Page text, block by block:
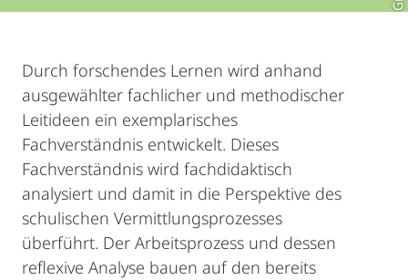
Durch forschendes Lernen wird anhand
ausgewählter fachlicher und methodischer
Leitideen ein exemplarisches
Fachverständnis entwickelt. Dieses
Fachverständnis wird fachdidaktisch
analysiert und damit in die Perspektive des
schulischen Vermittlungsprozesses
überführt. Der Arbeitsprozess und dessen
reflexive Analyse bauen auf den bereits